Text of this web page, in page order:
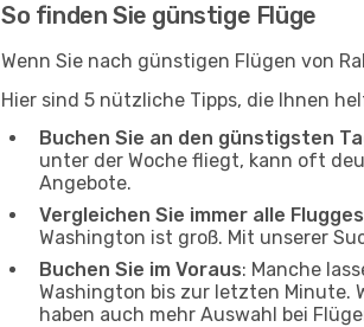
So finden Sie günstige Flüge
Wenn Sie nach günstigen Flügen von
Hier sind 5 nützliche Tipps, die Ihnen
Buchen Sie an den günstigsten
unter der Woche fliegt, kann oft
Angebote.
Vergleichen Sie immer alle
Washington ist groß. Mit unserer
Buchen Sie im Voraus: Manche
Washington bis zur letzten Minute.
haben auch mehr Auswahl bei